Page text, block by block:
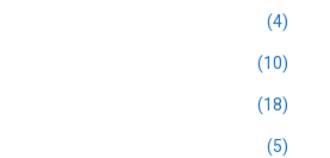
(4)
(10)
(18)
(5)